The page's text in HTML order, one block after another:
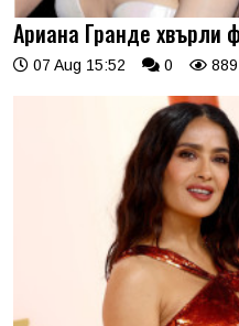
Ариана Гранде хвърли
07 Aug 15:52 0 889